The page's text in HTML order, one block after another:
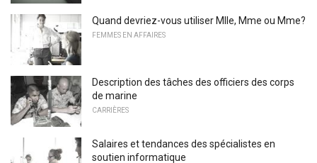
Quand devriez-vous utiliser Mlle, Mme ou Mme?
FEMMES EN AFFAIRES
Description des tâches des officiers des corps
de marine
CARRIÈRES
Salaires et tendances des spécialistes en
soutien informatique